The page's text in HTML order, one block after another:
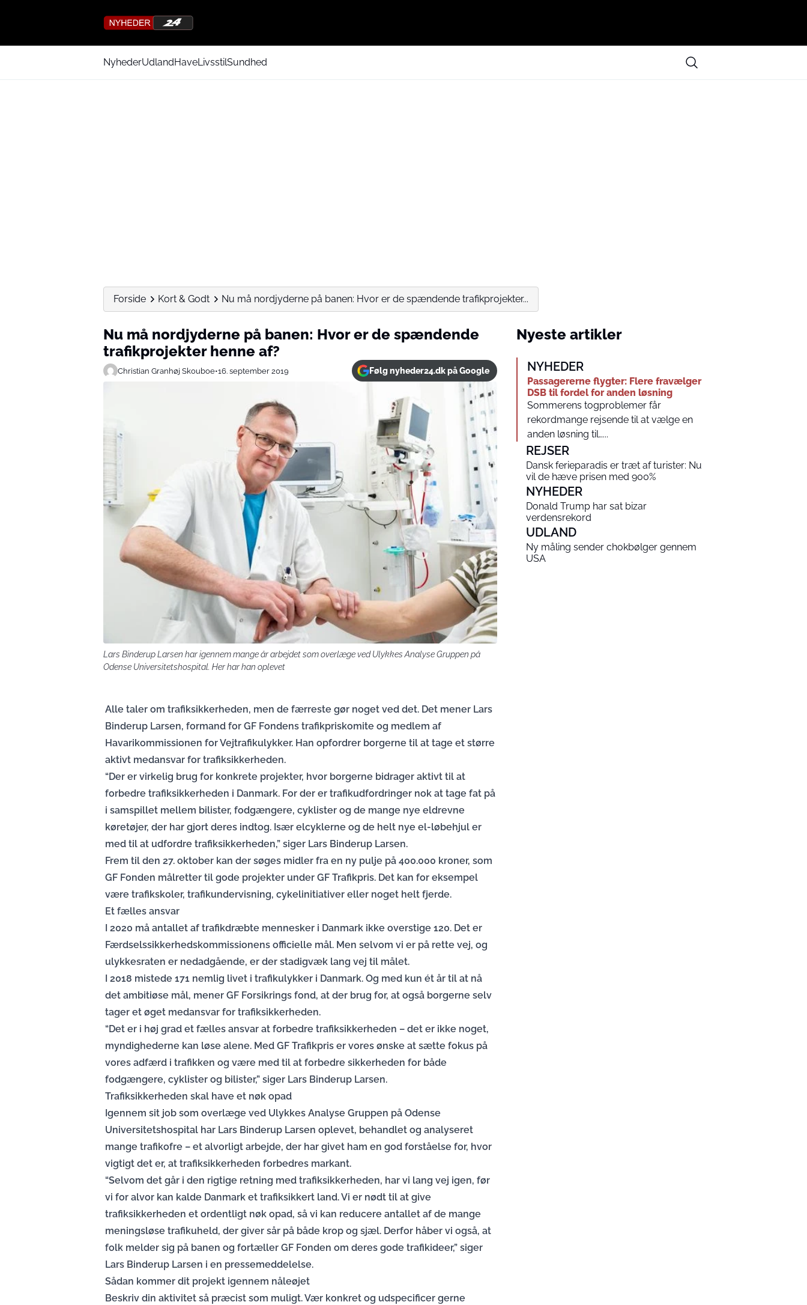
NyhederUdlandHaveLivsstilSundhed
Forside Kort & Godt Nu må nordjyderne på banen: Hvor er de spændende trafikprojekter...
Nu må nordjyderne på banen: Hvor er de spændende
trafikprojekter henne af?
Christian Granhøj Skouboe•16. september 2019 Følg nyheder24.dk på Google
Lars Binderup Larsen har igennem mange år arbejdet som overlæge ved Ulykkes Analyse Gruppen på
Odense Universitetshospital. Her har han oplevet
Alle taler om trafiksikkerheden, men de færreste gør noget ved det. Det mener Lars
Binderup Larsen, formand for GF Fondens trafikpriskomite og medlem af
Havarikommissionen for Vejtrafikulykker. Han opfordrer borgerne til at tage et større
aktivt medansvar for trafiksikkerheden.
“Der er virkelig brug for konkrete projekter, hvor borgerne bidrager aktivt til at
forbedre trafiksikkerheden i Danmark. For der er trafikudfordringer nok at tage fat på
i samspillet mellem bilister, fodgængere, cyklister og de mange nye eldrevne
køretøjer, der har gjort deres indtog. Især elcyklerne og de helt nye el-løbehjul er
med til at udfordre trafiksikkerheden,” siger Lars Binderup Larsen.
Frem til den 27. oktober kan der søges midler fra en ny pulje på 400.000 kroner, som
GF Fonden målretter til gode projekter under GF Trafikpris. Det kan for eksempel
være trafikskoler, trafikundervisning, cykelinitiativer eller noget helt fjerde.
Et fælles ansvar
I 2020 må antallet af trafikdræbte mennesker i Danmark ikke overstige 120. Det er
Færdselssikkerhedskommissionens officielle mål. Men selvom vi er på rette vej, og
ulykkesraten er nedadgående, er der stadigvæk lang vej til målet.
I 2018 mistede 171 nemlig livet i trafikulykker i Danmark. Og med kun ét år til at nå
det ambitiøse mål, mener GF Forsikrings fond, at der brug for, at også borgerne selv
tager et øget medansvar for trafiksikkerheden.
“Det er i høj grad et fælles ansvar at forbedre trafiksikkerheden – det er ikke noget,
myndighederne kan løse alene. Med GF Trafikpris er vores ønske at sætte fokus på
vores adfærd i trafikken og være med til at forbedre sikkerheden for både
fodgængere, cyklister og bilister,” siger Lars Binderup Larsen.
Trafiksikkerheden skal have et nøk opad
Igennem sit job som overlæge ved Ulykkes Analyse Gruppen på Odense
Universitetshospital har Lars Binderup Larsen oplevet, behandlet og analyseret
mange trafikofre – et alvorligt arbejde, der har givet ham en god forståelse for, hvor
vigtigt det er, at trafiksikkerheden forbedres markant.
“Selvom det går i den rigtige retning med trafiksikkerheden, har vi lang vej igen, før
vi for alvor kan kalde Danmark et trafiksikkert land. Vi er nødt til at give
trafiksikkerheden et ordentligt nøk opad, så vi kan reducere antallet af de mange
meningsløse trafikuheld, der giver sår på både krop og sjæl. Derfor håber vi også, at
folk melder sig på banen og fortæller GF Fonden om deres gode trafikideer,” siger
Lars Binderup Larsen i en pressemeddelelse.
Sådan kommer dit projekt igennem nåleøjet
Beskriv din aktivitet så præcist som muligt. Vær konkret og udspecificer gerne
Nyeste artikler
NYHEDER
Passagererne flygter: Flere fravælger
DSB til fordel for anden løsning
Sommerens togproblemer får
rekordmange rejsende til at vælge en
anden løsning til…...
REJSER
Dansk ferieparadis er træt af turister: Nu
vil de hæve prisen med 900%
NYHEDER
Donald Trump har sat bizar
verdensrekord
UDLAND
Ny måling sender chokbølger gennem
USA